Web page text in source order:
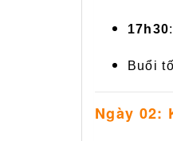
17h30
Buổi
Ngày 02: